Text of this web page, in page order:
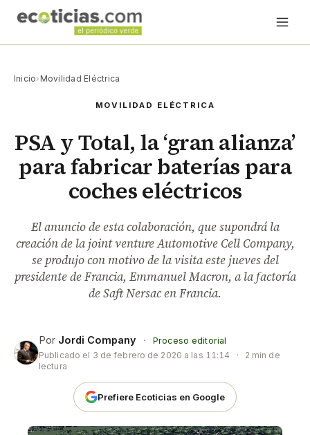
Inicio› Movilidad Eléctrica
MOVILIDAD ELÉCTRICA
PSA y Total, la ‘gran alianza’
para fabricar baterías para
coches eléctricos
El anuncio de esta colaboración, que supondrá la
creación de la joint venture Automotive Cell Company,
se produjo con motivo de la visita este jueves del
presidente de Francia, Emmanuel Macron, a la factoría
de Saft Nersac en Francia.
Por Jordi Company ·
Proceso editorial
Publicado el 3 de febrero de 2020 a las 11:14 ·
2 min de
lectura
Prefiere Ecoticias en Google